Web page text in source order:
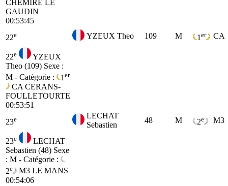
CHEMIRE LE
GAUDIN
00:53:45
22e YZEUX Theo 109 M 1 er CA
22e
YZEUX
Theo (109) Sexe :
M - Catégorie :
1 er
CA CERANS-
FOULLETOURTE
00:53:51
23e
LECHAT
Sebastien
48 M 2e M3
23e
LECHAT
Sebastien (48) Sexe
: M - Catégorie :
2e M3 LE MANS
00:54:06